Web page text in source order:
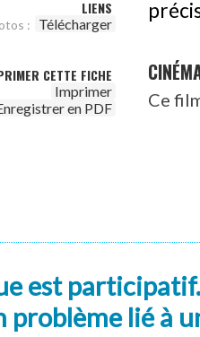
LIENS
: Télécharger
CETTE FICHE
Imprimer
en PDF
Ce
est
problème lié à